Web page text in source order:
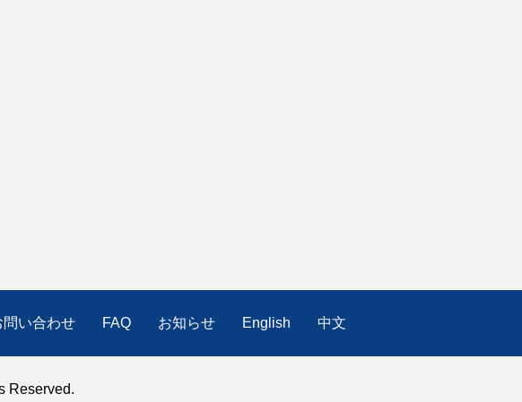
問い合わせ FAQ お知らせ English 中文
Reserved.